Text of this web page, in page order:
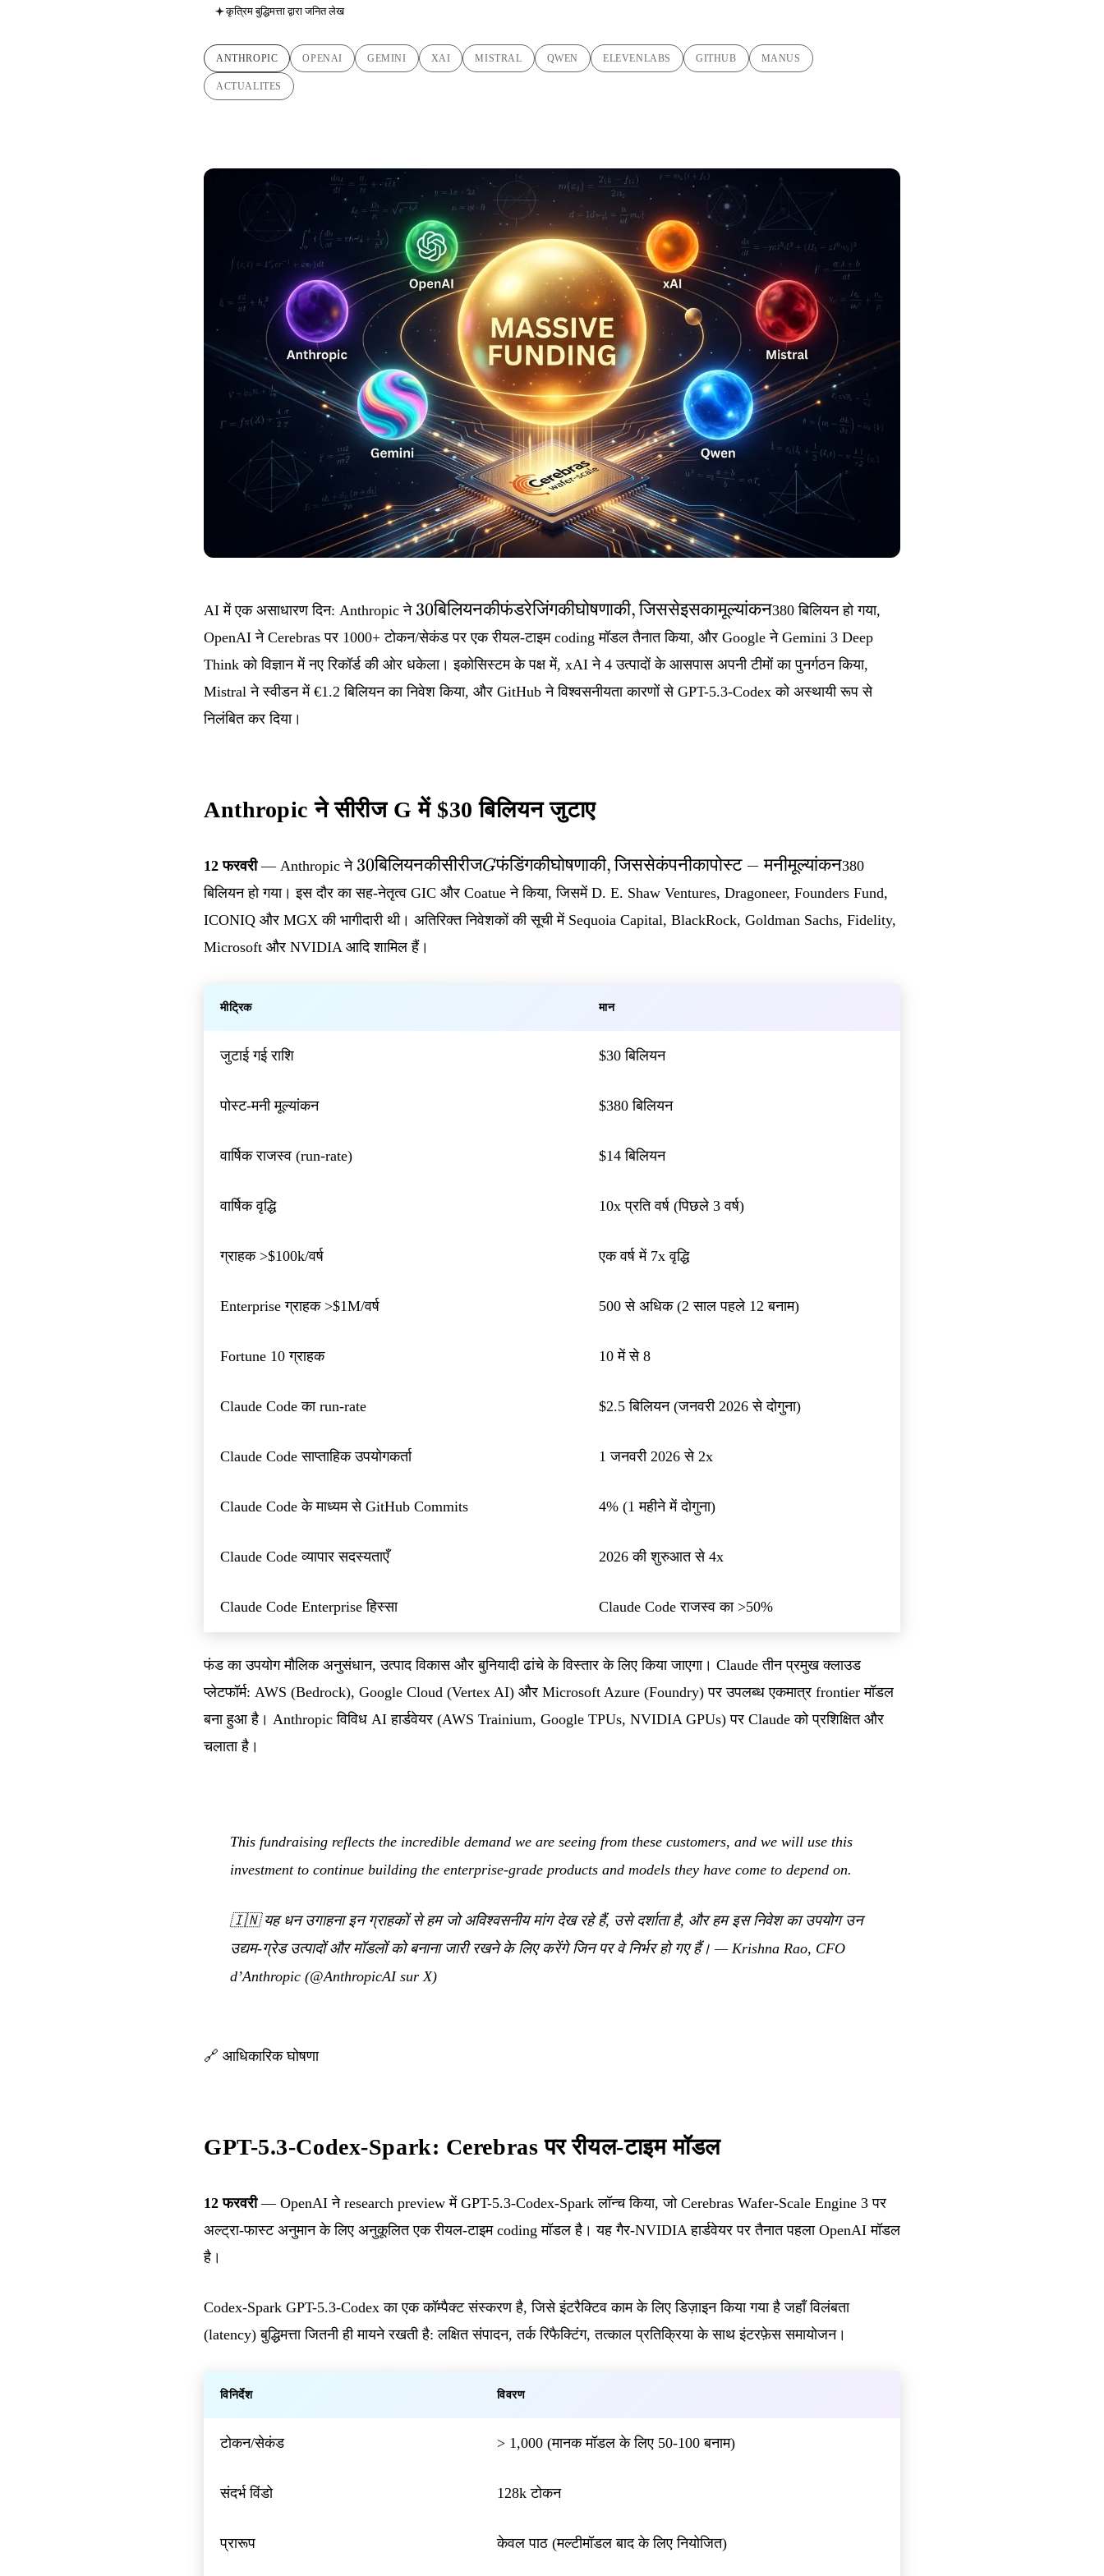
कृत्रिम बुद्धिमत्ता द्वारा जनित लेख
ANTHROPIC OPENAI GEMINI XAI MISTRAL QWEN ELEVENLABS GITHUB MANUS
ACTUALITES
AI में एक असाधारण दिन: Anthropic ने 30
बिलियन
फंडरेजिंग
की
मूल्यांकन
30बिलियनकीफंडरेजिंगकीघोषणाकी,जिससेइसकामूल्यांकन380 बिलियन हो गया,
OpenAI ने Cerebras पर 1000+ टोकन/सेकंड पर एक रीयल-टाइम coding मॉडल तैनात किया, और Google ने Gemini 3 Deep
Think को विज्ञान में नए रिकॉर्ड की ओर धकेला। इकोसिस्टम के पक्ष में, xAI ने 4 उत्पादों के आसपास अपनी टीमों का पुनर्गठन किया,
Mistral ने स्वीडन में €1.2 बिलियन का निवेश किया, और GitHub ने विश्वसनीयता कारणों से GPT-5.3-Codex को अस्थायी रूप से
निलंबित कर दिया।
Anthropic ने सीरीज G में $30 बिलियन जुटाए
12 फरवरी— Anthropic ने 30
बिलियन
की
सीरीज
G
30बिलियनकीसीरीजGफंडिंगकीघोषणाकी,जिससेकंपनीकापोस्ट − मनीमूल्यांकन380
बिलियन हो गया। इस दौर का सह-नेतृत्व GIC और Coatue ने किया, जिसमें D. E. Shaw Ventures, Dragoneer, Founders Fund,
ICONIQ और MGX की भागीदारी थी। अतिरिक्त निवेशकों की सूची में Sequoia Capital, BlackRock, Goldman Sachs, Fidelity,
Microsoft और NVIDIA आदि शामिल हैं।
मीट्रिक मान
जुटाई गई राशि $30 बिलियन
पोस्ट-मनी मूल्यांकन $380 बिलियन
वार्षिक राजस्व (run-rate) $14 बिलियन
वार्षिक वृद्धि 10x प्रति वर्ष (पिछले 3 वर्ष)
ग्राहक >$100k/वर्ष एक वर्ष में 7x वृद्धि
Enterprise ग्राहक >$1M/वर्ष 500 से अधिक (2 साल पहले 12 बनाम)
Fortune 10 ग्राहक 10 में से 8
Claude Code का run-rate $2.5 बिलियन (जनवरी 2026 से दोगुना)
Claude Code साप्ताहिक उपयोगकर्ता 1 जनवरी 2026 से 2x
Claude Code के माध्यम से GitHub Commits 4% (1 महीने में दोगुना)
Claude Code व्यापार सदस्यताएँ 2026 की शुरुआत से 4x
Claude Code Enterprise हिस्सा Claude Code राजस्व का >50%
फंड का उपयोग मौलिक अनुसंधान, उत्पाद विकास और बुनियादी ढांचे के विस्तार के लिए किया जाएगा। Claude तीन प्रमुख क्लाउड
प्लेटफॉर्म: AWS (Bedrock), Google Cloud (Vertex AI) और Microsoft Azure (Foundry) पर उपलब्ध एकमात्र frontier मॉडल
बना हुआ है। Anthropic विविध AI हार्डवेयर (AWS Trainium, Google TPUs, NVIDIA GPUs) पर Claude को प्रशिक्षित और
चलाता है।
This fundraising reflects the incredible demand we are seeing from these customers, and we will use this
investment to continue building the enterprise-grade products and models they have come to depend on.
🇮🇳यह धन उगाहना इन ग्राहकों से हम जो अविश्वसनीय मांग देख रहे हैं, उसे दर्शाता है, और हम इस निवेश का उपयोग उन
उद्यम-ग्रेड उत्पादों और मॉडलों को बनाना जारी रखने के लिए करेंगे जिन पर वे निर्भर हो गए हैं। — Krishna Rao, CFO
d’Anthropic (@AnthropicAI sur X)
🔗 आधिकारिक घोषणा
GPT-5.3-Codex-Spark: Cerebras पर रीयल-टाइम मॉडल
12 फरवरी— OpenAI ने research preview में GPT-5.3-Codex-Spark लॉन्च किया, जो Cerebras Wafer-Scale Engine 3 पर
अल्ट्रा-फास्ट अनुमान के लिए अनुकूलित एक रीयल-टाइम coding मॉडल है। यह गैर-NVIDIA हार्डवेयर पर तैनात पहला OpenAI मॉडल
है।
Codex-Spark GPT-5.3-Codex का एक कॉम्पैक्ट संस्करण है, जिसे इंटरैक्टिव काम के लिए डिज़ाइन किया गया है जहाँ विलंबता
(latency) बुद्धिमत्ता जितनी ही मायने रखती है: लक्षित संपादन, तर्क रिफैक्टिंग, तत्काल प्रतिक्रिया के साथ इंटरफ़ेस समायोजन।
विनिर्देश विवरण
टोकन/सेकंड > 1,000 (मानक मॉडल के लिए 50-100 बनाम)
संदर्भ विंडो 128k टोकन
प्रारूप केवल पाठ (मल्टीमॉडल बाद के लिए नियोजित)